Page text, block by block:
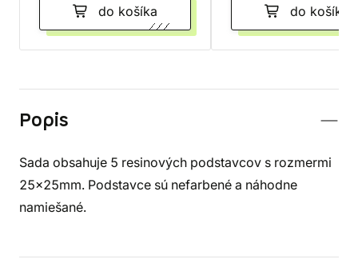
do košíka do košíka
Popis
Sada obsahuje 5 resinových podstavcov s rozmermi
25x25mm. Podstavce sú nefarbené a náhodne
namiešané.